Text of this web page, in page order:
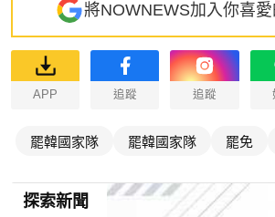
將NOWNEWS加入你喜
APP 追蹤 追蹤
罷韓國家隊 罷韓國家隊 罷免
探索新聞